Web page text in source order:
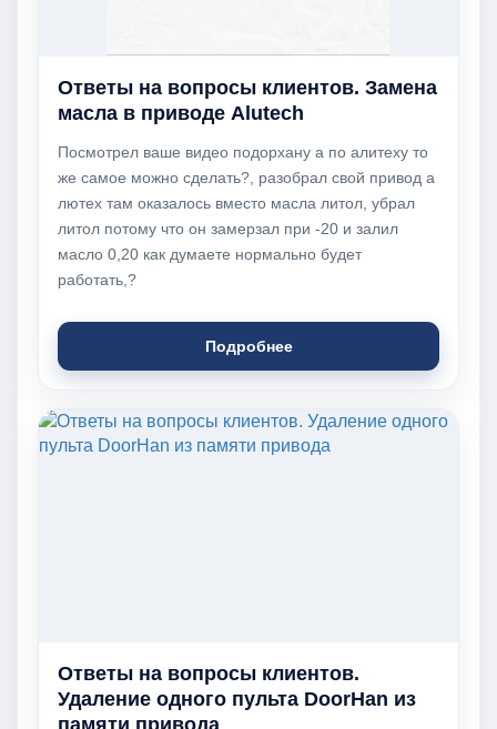
Ответы на вопросы клиентов. Замена
масла в приводе Alutech
Посмотрел ваше видео подорхану а по алитеху то
же самое можно сделать?, разобрал свой привод а
лютех там оказалось вместо масла литол, убрал
литол потому что он замерзал при -20 и залил
масло 0,20 как думаете нормально будет
работать,?
Подробнее
Ответы на вопросы клиентов.
Удаление одного пульта DoorHan из
памяти привода